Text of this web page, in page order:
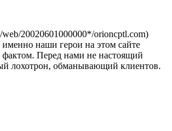
20020601000000*/orioncptl.com)
именно наши герои на этом сайте
фактом. Перед нами не настоящий
лохотрон, обманывающий клиентов.